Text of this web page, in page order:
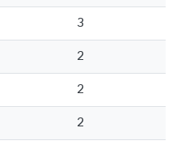
3
2
2
2